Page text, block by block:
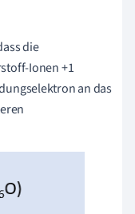
die
Ionen +1
an das